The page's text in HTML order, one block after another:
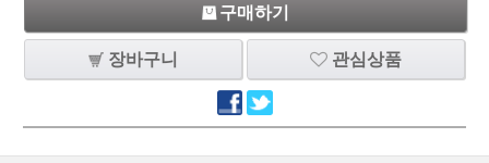
구매하기
장바구니 관심상품